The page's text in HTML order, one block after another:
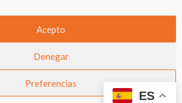
Acepto
Denegar
Preferencias
ES